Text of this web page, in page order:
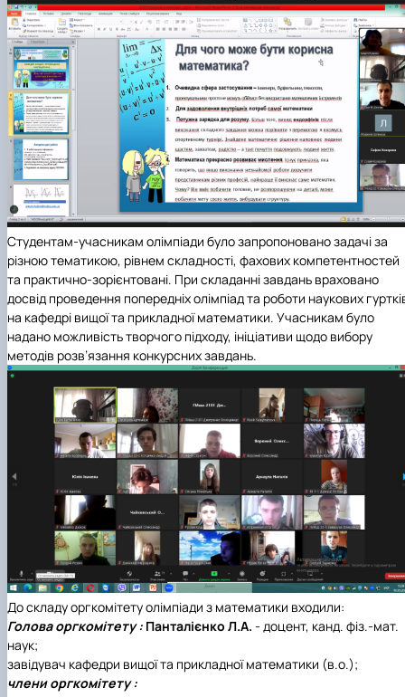
Студентам-учасникам олімпіади було запропоновано задачі за
різною тематикою, рівнем складності, фахових компетентностей
та практично-зорієнтовані. При складанні завдань враховано
досвід проведення попередніх олімпіад та роботи наукових
на кафедрі вищої та прикладної математики. Учасникам було
надано можливість творчого підходу, ініціативи щодо вибору
методів розв’язання конкурсних завдань.
До складу оргкомітету олімпіади з математики входили:
Голова оргкомітету : Панталієнко Л.А. - доцент, канд. фіз.-мат.
наук;
завідувач кафедри вищої та прикладної математики (в.о.);
члени оргкомітету :